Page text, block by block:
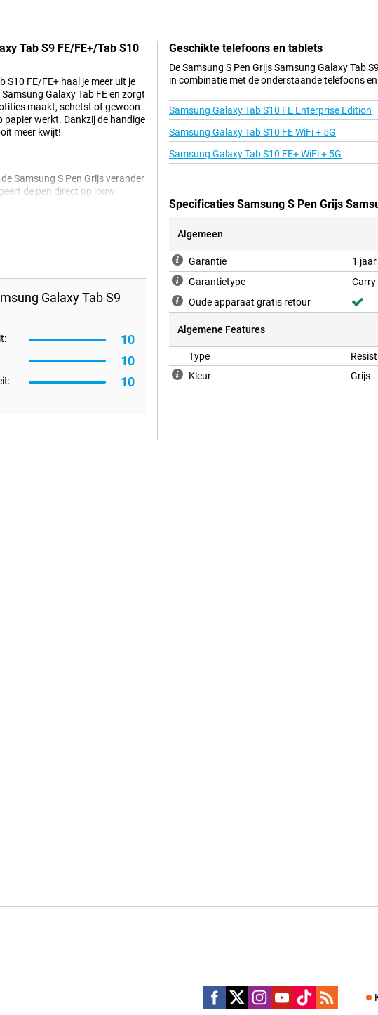
Tab S9 FE/FE+/Tab S10
S10 FE/FE+ haal je meer uit je
Galaxy Tab FE en zorgt
maakt, schetst of gewoon
papier werkt. Dankzij de handige
meer kwijt!
Samsung S Pen Grijs verander
de pen direct op jouw
klik je gewoon vast aan je
blijft.
FE+ en Tab S10 FE en FE+.
Je hoeft niks te installeren of
het maximale uit je Samsung-
Galaxy Tab S9
10
10
10
Geschikte telefoons en tablets
De Samsung S Pen Grijs Samsung Galaxy Tab
in combinatie met de onderstaande telefoons
Samsung Galaxy Tab S10 FE Enterprise Edition
Samsung Galaxy Tab S10 FE WiFi + 5G
Samsung Galaxy Tab S10 FE+ WiFi + 5G
Specificaties Samsung S Pen Grijs
Algemeen
Garantie
1 jaar
Garantietype
Carry
Oude apparaat gratis retour
Algemene Features
Type
Kleur
Grijs
Social media